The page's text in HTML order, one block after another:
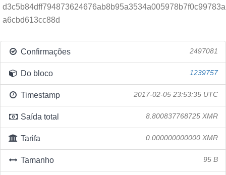
d3c5b84dff794873624676ab8b95a3534a005978b7f0c99783a
a6cbd613cc88d
Confirmações 2497081
Do bloco 1239757
Timestamp 2017-02-05 23:53:35 UTC
Saída total 8.800837768725 XMR
Tarifa 0.000000000000 XMR
Tamanho 95 B